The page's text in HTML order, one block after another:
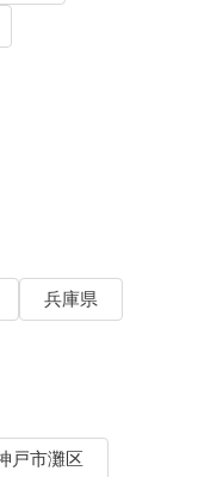
兵庫県
戸市灘区